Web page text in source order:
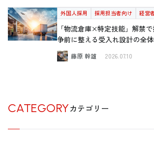
外国人採用 採用担当者向け 経営
「物流倉庫×特定技能」解禁
争前に整える受入れ設計の全
藤原 幹雄 2026.07.10
CATEGORYカテゴリー